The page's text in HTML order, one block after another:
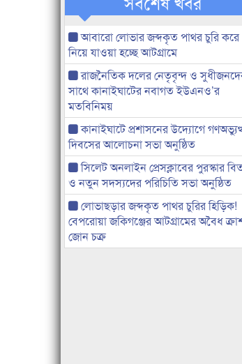
আবারো লোভার জব্দকৃত পাথর চুরি করে
নিয়ে যাওয়া হচ্ছে আটগ্রামে
রাজনৈতিক দলের নেতৃবৃন্দ ও
সাথে কানাইঘাটের নবাগত ইউএনও’র
মতবিনিময়
কানাইঘাটে প্রশাসনের উদ্যোগে
দিবসের আলোচনা সভা অনুষ্ঠিত
সিলেট অনলাইন প্রেসক্লাবের পুরস্কার
ও নতুন সদস্যদের পরিচিতি সভা অনুষ্ঠিত
লোভাছড়ার জব্দকৃত পাথর চুরির হিড়িক!
বেপরোয়া জকিগঞ্জের আটগ্রামের অবৈধ
জোন চক্র